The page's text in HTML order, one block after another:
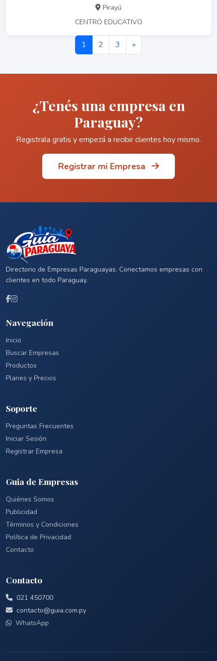
Pirayú
CENTRO EDUCATIVO
1 2 3 »
¿Tenés una empresa en
Paraguay?
Registrala gratis y empezá a recibir clientes hoy mismo.
Registrar mi Empresa
Directorio de Empresas Paraguayas. Conectamos empresas con
clientes en todo Paraguay.
Navegación
Inicio
Buscar Empresas
Productos
Planes y Precios
Soporte
Preguntas Frecuentes
Iniciar Sesión
Registrar Empresa
Guia de Empresas
Quiénes Somos
Publicidad
Términos y Condiciones
Política de Privacidad
Contacto
Contacto
021 450700
contacto@guia.com.py
WhatsApp